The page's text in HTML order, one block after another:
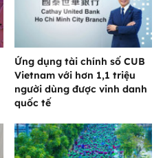
Ứng dụng tài chính số CUB
Vietnam với hơn 1,1 triệu
người dùng được vinh danh
quốc tế